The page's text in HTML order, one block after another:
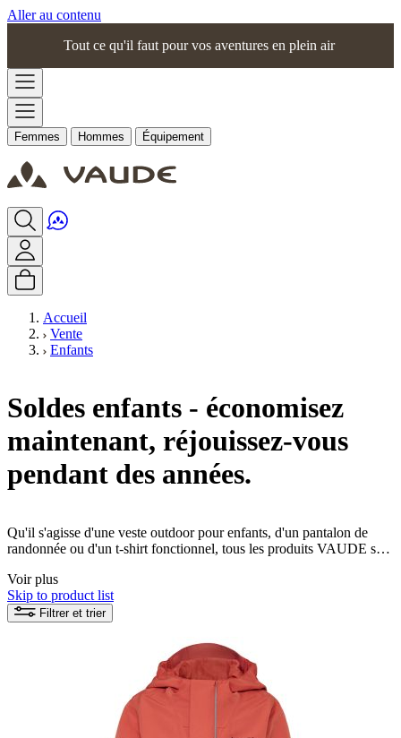
Aller au contenu
Tout ce qu'il faut pour vos aventures en plein air
Femmes Hommes Équipement
Accueil
Vente
Enfants
Soldes enfants - économisez
maintenant, réjouissez-vous
pendant des années.
Qu'il s'agisse d'une veste outdoor pour enfants, d'un pantalon de
randonnée ou d'un t-shirt fonctionnel, tous les produits VAUDE sont
plus petits peuvent commencer leur aventure durable dans la nature !
Voir plus
Skip to product list
Filtrer et trier